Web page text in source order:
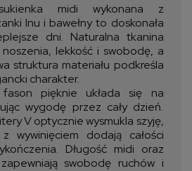
sukienka midi wykonana z
lnu i bawełny to doskonała
dni. Naturalna tkanina
lekkość i swobodę, a
struktura materiału podkreśla
charakter.
fason pięknie układa się na
wygodę przez cały dzień.
V optycznie wysmukla szyję,
wywinięciem dodają całości
Długość midi oraz
swobodę ruchów i